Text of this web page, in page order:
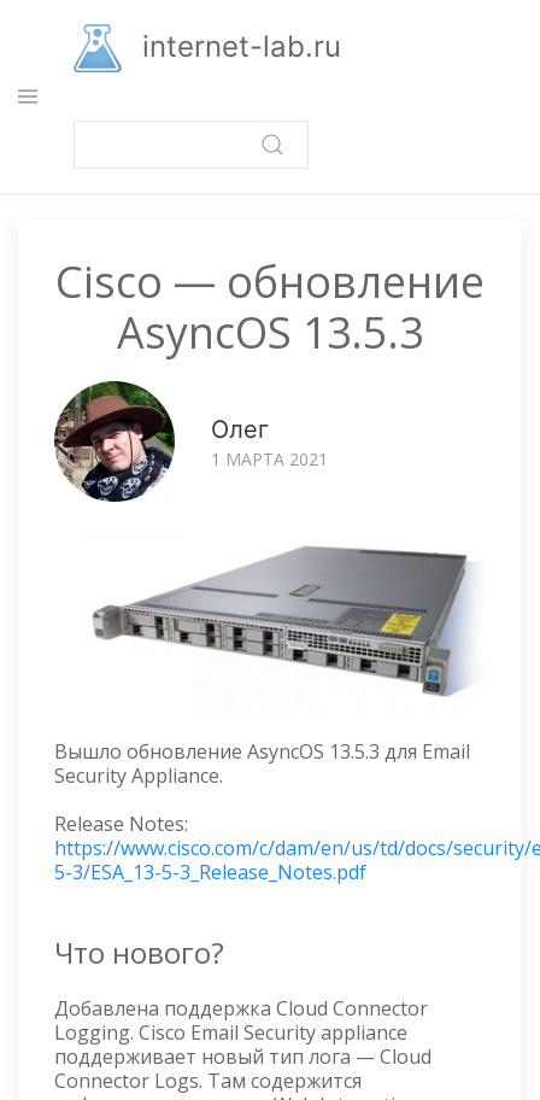
основному
содержанию
internet-lab.ru
Cisco — обновление
AsyncOS 13.5.3
Олег
1 МАРТА 2021
Вышло обновление AsyncOS 13.5.3 для Email
Security Appliance.
Release Notes:
https://www.cisco.com/c/dam/en/us/td/docs/security/
5-3/ESA_13-5-3_Release_Notes.pdf
Что нового?
Добавлена поддержка Cloud Connector
Logging. Cisco Email Security appliance
поддерживает новый тип лога — Cloud
Connector Logs. Там содержится